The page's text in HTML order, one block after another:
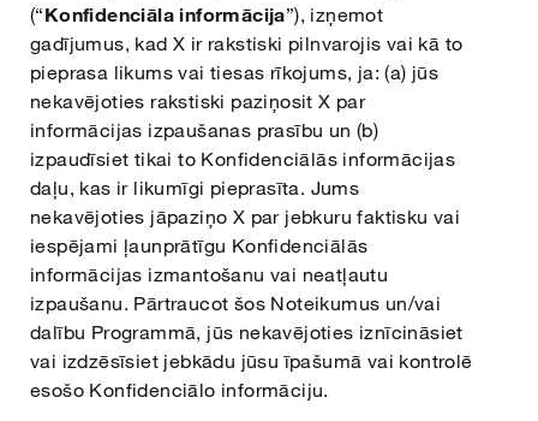
(“Konfidenciāla informācija”), izņemot
gadījumus, kad X ir rakstiski pilnvarojis vai kā to
pieprasa likums vai tiesas rīkojums, ja: (a) jūs
nekavējoties rakstiski paziņosit X par
informācijas izpaušanas prasību un (b)
izpaudīsiet tikai to Konfidenciālās informācijas
daļu, kas ir likumīgi pieprasīta. Jums
nekavējoties jāpaziņo X par jebkuru faktisku vai
iespējami ļaunprātīgu Konfidenciālās
informācijas izmantošanu vai neatļautu
izpaušanu. Pārtraucot šos Noteikumus un/vai
dalību Programmā, jūs nekavējoties iznīcināsiet
vai izdzēsīsiet jebkādu jūsu īpašumā vai kontrolē
esošo Konfidenciālo informāciju.